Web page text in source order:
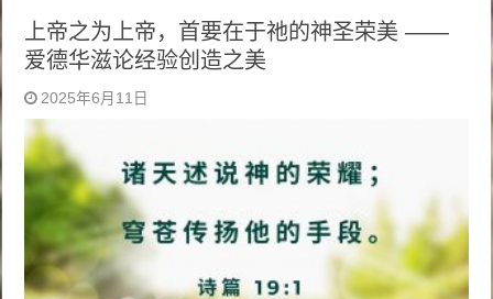
上帝之为上帝，首要在于祂的神圣荣美 ——
爱德华滋论经验创造之美
2025年6月11日